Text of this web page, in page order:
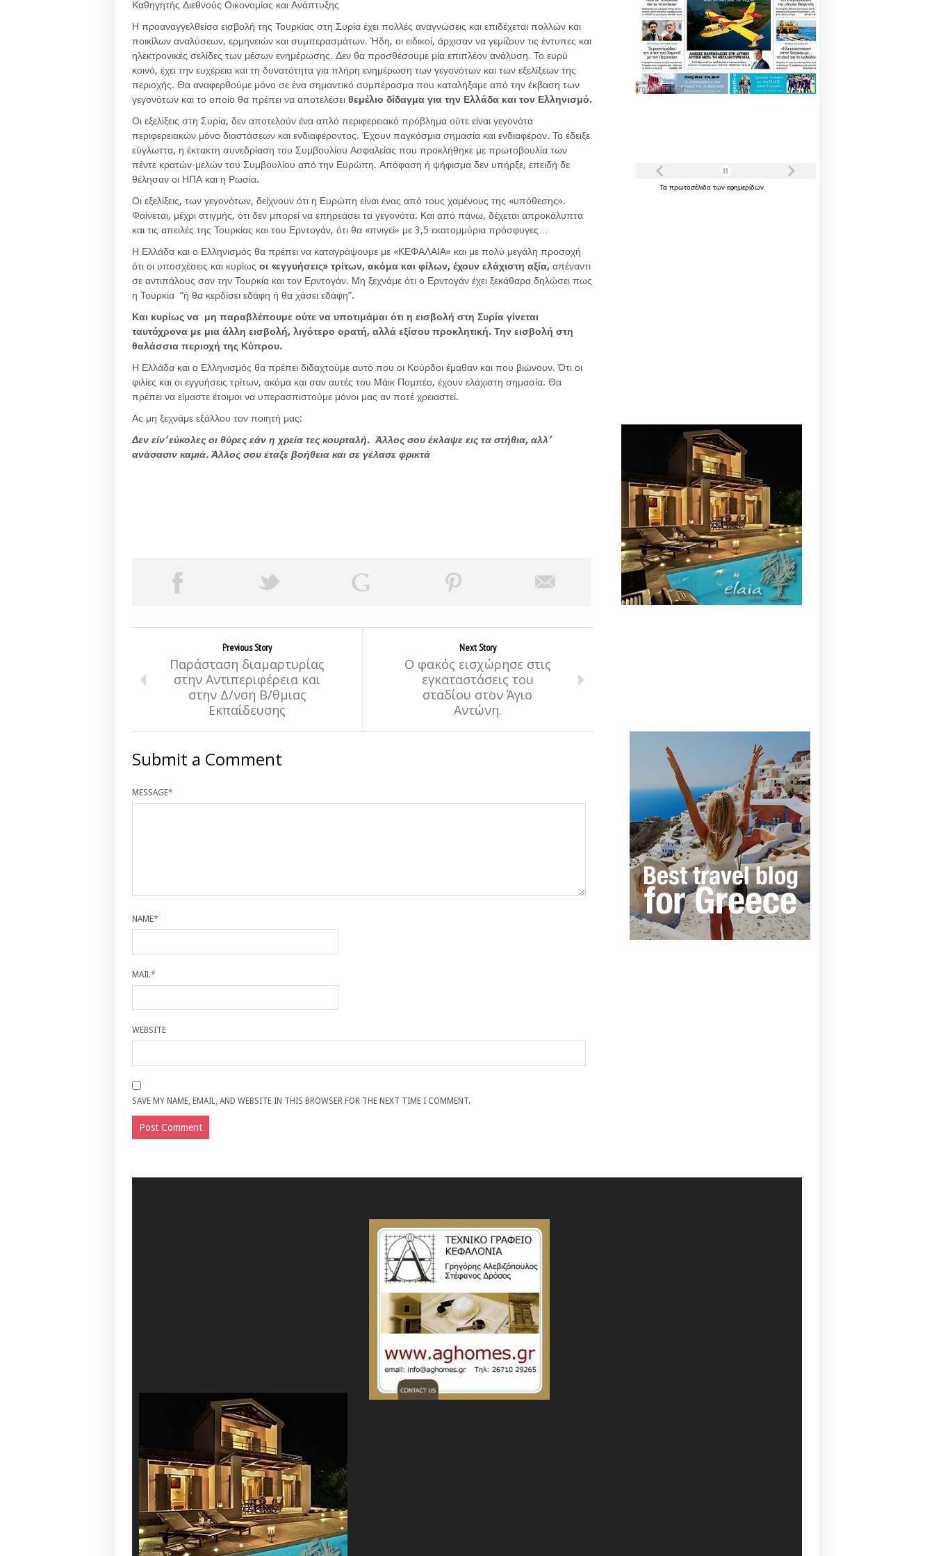
Καθηγητής Διεθνούς Οικονομίας και Ανάπτυξης
Η προαναγγελθείσα εισβολή της Τουρκίας στη Συρία έχει πολλές αναγνώσεις και επιδέχεται πολλών και
ποικίλων αναλύσεων, ερμηνειών και συμπερασμάτων. Ήδη, οι ειδικοί, άρχισαν να γεμίζουν τις έντυπες και
ηλεκτρονικές σελίδες των μέσων ενημέρωσης. Δεν θα προσθέσουμε μία επιπλέον ανάλυση. Το ευρύ
κοινό, έχει την ευχέρεια και τη δυνατότητα για πλήρη ενημέρωση των γεγονότων και των εξελίξεων της
περιοχής. Θα αναφερθούμε μόνο σε ένα σημαντικό συμπέρασμα που καταλήξαμε από την έκβαση των
γεγονότων και το οποίο θα πρέπει να αποτελέσει θεμέλιο δίδαγμα για την Ελλάδα και τον Ελληνισμό.
Οι εξελίξεις στη Συρία, δεν αποτελούν ένα απλό περιφερειακό πρόβλημα ούτε είναι γεγονότα
περιφερειακών μόνο διαστάσεων και ενδιαφέροντος. Έχουν παγκόσμια σημασία και ενδιαφέρον. Το έδειξε
εύγλωττα, η έκτακτη συνεδρίαση του Συμβουλίου Ασφαλείας που προκλήθηκε με πρωτοβουλία των
πέντε κρατών-μελών του Συμβουλίου από την Ευρώπη. Απόφαση ή ψήφισμα δεν υπήρξε, επειδή δε
θέλησαν οι ΗΠΑ και η Ρωσία.
Οι εξελίξεις, των γεγονότων, δείχνουν ότι η Ευρώπη είναι ένας από τους χαμένους της «υπόθεσης».
Φαίνεται, μέχρι στιγμής, ότι δεν μπορεί να επηρεάσει τα γεγονότα. Και από πάνω, δέχεται απροκάλυπτα
και τις απειλές της Τουρκίας και του Ερντογάν, ότι θα «πνιγεί» με 3,5 εκατομμύρια πρόσφυγες…
Η Ελλάδα και ο Ελληνισμός θα πρέπει να καταγράψουμε με «ΚΕΦΑΛΑΙΑ» και με πολύ μεγάλη προσοχή
ότι οι υποσχέσεις και κυρίως οι «εγγυήσεις» τρίτων, ακόμα και φίλων, έχουν ελάχιστη αξία, απέναντι
σε αντιπάλους σαν την Τουρκία και τον Ερντογάν. Μη ξεχνάμε ότι ο Ερντογάν έχει ξεκάθαρα δηλώσει πως
η Τουρκία “ή θα κερδίσει εδάφη ή θα χάσει εδάφη”.
Και κυρίως να μη παραβλέπουμε ούτε να υποτιμάμαι ότι η εισβολή στη Συρία γίνεται
ταυτόχρονα με μια άλλη εισβολή, λιγότερο ορατή, αλλά εξίσου προκλητική. Την εισβολή στη
θαλάσσια περιοχή της Κύπρου.
Η Ελλάδα και ο Ελληνισμός θα πρέπει διδαχτούμε αυτό που οι Κούρδοι έμαθαν και που βιώνουν. Ότι οι
φιλίες και οι εγγυήσεις τρίτων, ακόμα και σαν αυτές του Μάικ Πομπέο, έχουν ελάχιστη σημασία. Θα
πρέπει να είμαστε έτοιμοι να υπερασπιστούμε μόνοι μας αν ποτέ χρειαστεί.
Ας μη ξεχνάμε εξάλλου τον ποιητή μας:
Δεν είν’ εύκολες οι θύρες εάν η χρεία τες κουρταλή. Άλλος σου έκλαψε εις τα στήθια, αλλ’
ανάσασιν καμιά. Άλλος σου έταξε βοήθεια και σε γέλασε φρικτά
Previous Story
Παράσταση διαμαρτυρίας
στην Αντιπεριφέρεια και
στην Δ/νση Β/θμιας
Εκπαίδευσης
Next Story
Ο φακός εισχώρησε στις
εγκαταστάσεις του
σταδίου στον Άγιο
Αντώνη.
Submit a Comment
MESSAGE*
NAME*
MAIL*
WEBSITE
SAVE MY NAME, EMAIL, AND WEBSITE IN THIS BROWSER FOR THE NEXT TIME I COMMENT.
Τα πρωτοσέλιδα των εφημερίδων